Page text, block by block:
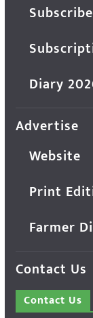
Diary
Advertise
Website
Print
Farmer
Contact Us
Contact Us